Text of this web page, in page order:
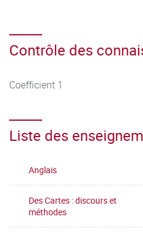
Contrôle des
Coefficient 1
Liste des
Anglais
Des Cartes : discours et
méthodes